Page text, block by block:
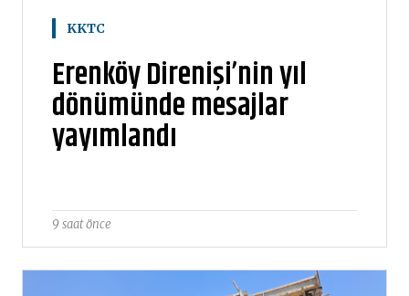
KKTC
Erenköy Direnişi’nin yıl
dönümünde mesajlar
yayımlandı
9 saat önce